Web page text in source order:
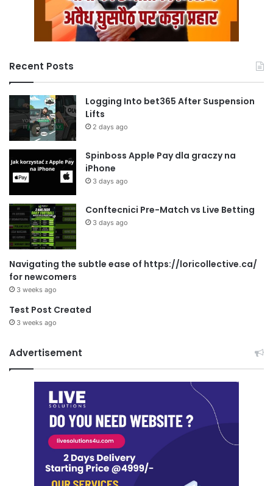
Recent Posts
Logging Into bet365 After Suspension
Lifts
2 days ago
Spinboss Apple Pay dla graczy na
iPhone
3 days ago
Conftecnici Pre-Match vs Live Betting
3 days ago
Navigating the subtle ease of https://loricollective.ca/
for newcomers
3 weeks ago
Test Post Created
3 weeks ago
Advertisement